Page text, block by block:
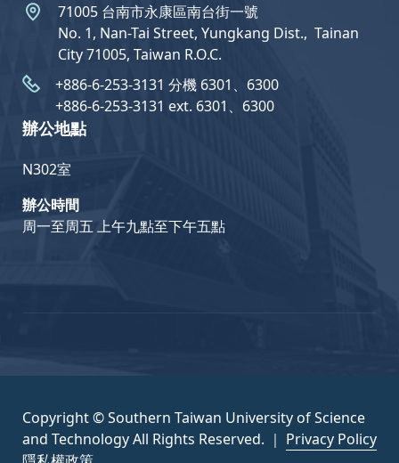
71005 台南市永康區南台街一號
No. 1, Nan-Tai Street, Yungkang Dist.,  Tainan
City 71005, Taiwan R.O.C.
+886-6-253-3131 分機 6301、6300
+886-6-253-3131 ext. 6301、6300
辦公地點
N302室
辦公時間
周一至周五 上午九點至下午五點
Copyright © Southern Taiwan University of Science
and Technology All Rights Reserved. ｜ Privacy Policy